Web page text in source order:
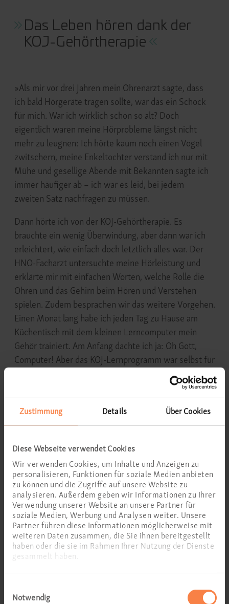
Zustimmung Details Über Cookies
Diese Webseite verwendet Cookies
Wir verwenden Cookies, um Inhalte und Anzeigen zu
personalisieren, Funktionen für soziale Medien anbieten
zu können und die Zugriffe auf unsere Website zu
analysieren. Außerdem geben wir Informationen zu Ihrer
Verwendung unserer Website an unsere Partner für
soziale Medien, Werbung und Analysen weiter. Unsere
Partner führen diese Informationen möglicherweise mit
weiteren Daten zusammen, die Sie ihnen bereitgestellt
haben oder die sie im Rahmen Ihrer Nutzung der Dienste
gesammelt haben.
Notwendig
Das Leben hören dank der
KOJ-Gehörtherapie
»Als mir vor drei Jahren mein Ohrenarzt sagte, dass
ich bald Hörgeräte tragen sollte, war das ein Schock
für mich. War ich wirklich schon so alt? Doch
eigentlich waren meine Hörprobleme längst nicht
mehr zu leugnen: Ich hörte kaum noch einen Vogel
zwitschern, meine Enkeltochter verstand ich nur mit
Mühe und gesellige Abende mit Bekannten sagte ich
immer häufiger ab – ich war es leid, bei jedem
zweiten Satz nachfragen zu müssen.
Dann hörte ich von der KOJ-Gehörtherapie. Es
brauchte ein wenig Überwindung, aber dann war ich
erleichtert, wie einfach doch letztlich alles war. Der
HNO-Facharzt untersuchte meine Hörleistung und
erklärte mir mit einfachen Worten, welche Rolle die
Ohren und das Gehirn beim Hören und Verstehen
spielen. Zudem besprachen wir das weitere Vorgehen.
Einen Monat lang habe ich jeden Tag zu Hause am
Küchentisch mit dem kleinen Lerncomputer mein
Gehör trainiert. Am Anfang dachte ich ja: Oh Gott,
Computer! Aber das KOJ-Lernprogramm war selbst für
Schon nach einigen Tagen stellte ich Fortschritte fest
und war erstaunt darüber, was mein Gehör noch alles
kann. Dass ich plötzlich wieder viel mehr mitrede und
Gehörtherapie hat mein Leben verändert, vielen lieben
Dank!«
Simone Ludwig (1959), Erzieherin
Das Lernprogramm passt sich
aktiv auf jeden Nutzer an, sodass
der Patient optimal in seinem